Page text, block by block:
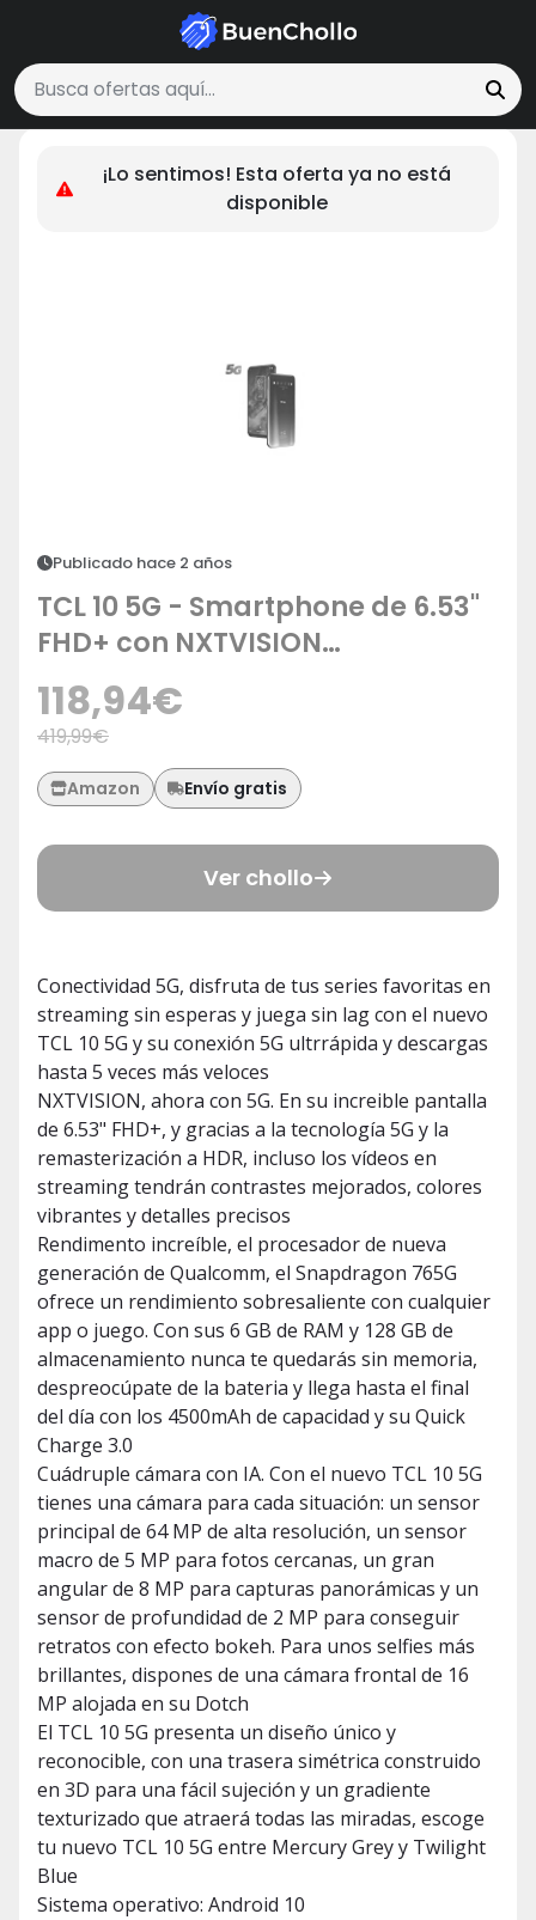
Buscar ofertas
Tecnología y ElectrónicaTCL 10 5G - Smartphone de 6.53" FHD+ con
¡Lo sentimos! Esta oferta ya no está
disponible
Publicado hace 2 años
TCL 10 5G - Smartphone de 6.53"
FHD+ con NXTVISION
(Qualcomm 765G 5G, 6GB/128GB
Ampliable MicroSD, Cámaras de
64MP+8MP+5MP+2MP, Batería
4500mAh, Android 10) Color Azul
118,94€
419,99€
Amazon Envío gratis
Ver chollo
Conectividad 5G, disfruta de tus series favoritas en
streaming sin esperas y juega sin lag con el nuevo
TCL 10 5G y su conexión 5G ultrrápida y descargas
hasta 5 veces más veloces
NXTVISION, ahora con 5G. En su increible pantalla
de 6.53" FHD+, y gracias a la tecnología 5G y la
remasterización a HDR, incluso los vídeos en
streaming tendrán contrastes mejorados, colores
vibrantes y detalles precisos
Rendimento increíble, el procesador de nueva
generación de Qualcomm, el Snapdragon 765G
ofrece un rendimiento sobresaliente con cualquier
app o juego. Con sus 6 GB de RAM y 128 GB de
almacenamiento nunca te quedarás sin memoria,
despreocúpate de la bateria y llega hasta el final
del día con los 4500mAh de capacidad y su Quick
Charge 3.0
Cuádruple cámara con IA. Con el nuevo TCL 10 5G
tienes una cámara para cada situación: un sensor
principal de 64 MP de alta resolución, un sensor
macro de 5 MP para fotos cercanas, un gran
angular de 8 MP para capturas panorámicas y un
sensor de profundidad de 2 MP para conseguir
retratos con efecto bokeh. Para unos selfies más
brillantes, dispones de una cámara frontal de 16
MP alojada en su Dotch
El TCL 10 5G presenta un diseño único y
reconocible, con una trasera simétrica construido
en 3D para una fácil sujeción y un gradiente
texturizado que atraerá todas las miradas, escoge
tu nuevo TCL 10 5G entre Mercury Grey y Twilight
Blue
Sistema operativo: Android 10